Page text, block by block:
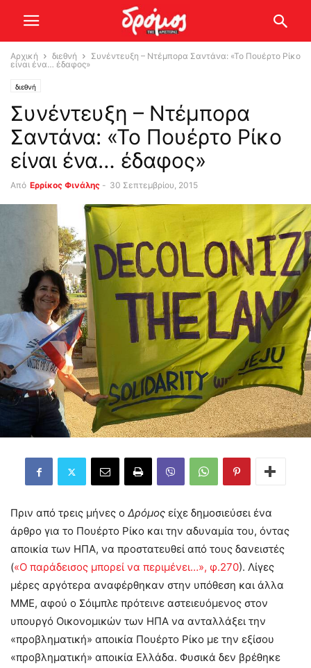
Αρχική διεθνή
Συνέντευξη – Ντέμπορα Σαντάνα: «Το Πουέρτο Ρίκο
είναι ένα… έδαφος»
διεθνή
Συνέντευξη – Ντέμπορα
Σαντάνα: «Το Πουέρτο Ρίκο
είναι ένα… έδαφος»
Από Ερρίκος Φινάλης - 30 Σεπτεμβρίου, 2015
Πριν από τρεις μήνες ο Δρόμος είχε δημοσιεύσει ένα
άρθρο για το Πουέρτο Ρίκο και την αδυναμία του, όντας
αποικία των ΗΠΑ, να προστατευθεί από τους δανειστές
(«Ο παράδεισος μπορεί να περιμένει…», φ.270). Λίγες
μέρες αργότερα αναφέρθηκαν στην υπόθεση και άλλα
ΜΜΕ, αφού ο Σόιμπλε πρότεινε αστειευόμενος στον
υπουργό Οικονομικών των ΗΠΑ να ανταλλάξει την
«προβληματική» αποικία Πουέρτο Ρίκο με την εξίσου
«προβληματική» αποικία Ελλάδα. Φυσικά δεν βρέθηκε